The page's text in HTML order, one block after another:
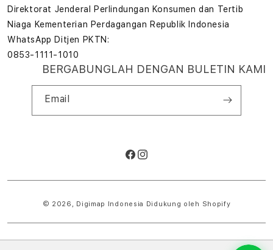
Direktorat Jenderal Perlindungan Konsumen dan Tertib
Niaga Kementerian Perdagangan Republik Indonesia
WhatsApp Ditjen PKTN:
0853-1111-1010
BERGABUNGLAH DENGAN BULETIN KAMI
Email
Facebook
Instagram
pembayaran
© 2026, Digimap Indonesia Didukung oleh Shopify